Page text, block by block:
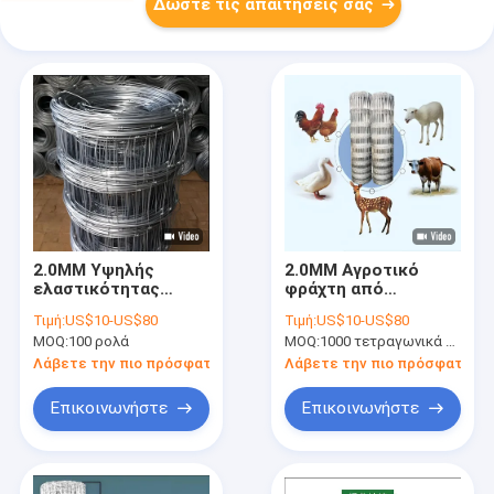
Δώστε τις απαιτήσεις σας
2.0MM Υψηλής
ελαστικότητας
κτηνοτροφικό
φράχτη ανθεκτικό
στις καιρικές
συνθήκες
Τιμή:US$10-US$80
MOQ:100 ρολά
Λάβετε την πιο πρόσφατη τιμή
Επικοινωνήστε
2.0MM Αγροτικό
φράχτη από
υψηλής αντοχής για
λαχανικά, περίφραξη
κήπου, επιφανειακή
επεξεργασία
Τιμή:US$10-US$80
MOQ:1000 τετραγωνικά μέτρα
Λάβετε την πιο πρόσφατη
Επικοινωνήστε